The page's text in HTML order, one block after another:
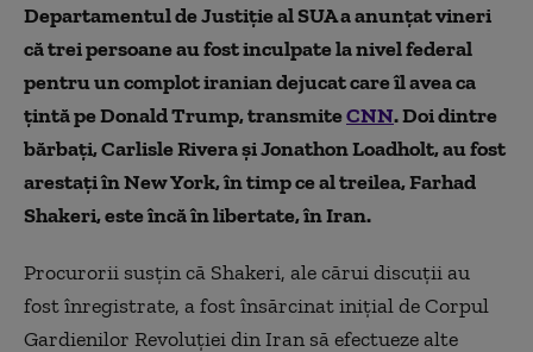
Departamentul de Justiție al SUA a anunțat vineri
că trei persoane au fost inculpate la nivel federal
pentru un complot iranian dejucat care îl avea ca
țintă pe Donald Trump, transmiteCNN. Doi dintre
bărbați, Carlisle Rivera și Jonathon Loadholt, au fost
arestați în New York, în timp ce al treilea, Farhad
Shakeri, este încă în libertate, în Iran.
Procurorii susțin că Shakeri, ale cărui discuții au
fost înregistrate, a fost însărcinat inițial de Corpul
Gardienilor Revoluției din Iran să efectueze alte